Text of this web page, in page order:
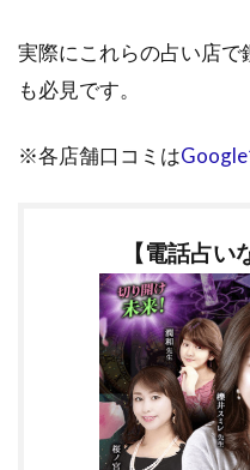
実際にこれらの占い店で
も必見です。
※各店舗口コミは
【電話占い